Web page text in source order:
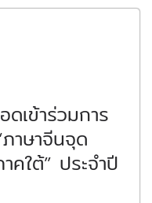
ดเข้าร่วมการ
าษาจีนจุด
คใต้” ประจำปี